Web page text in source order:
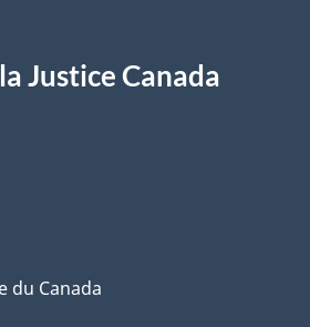
Justice Canada
du Canada